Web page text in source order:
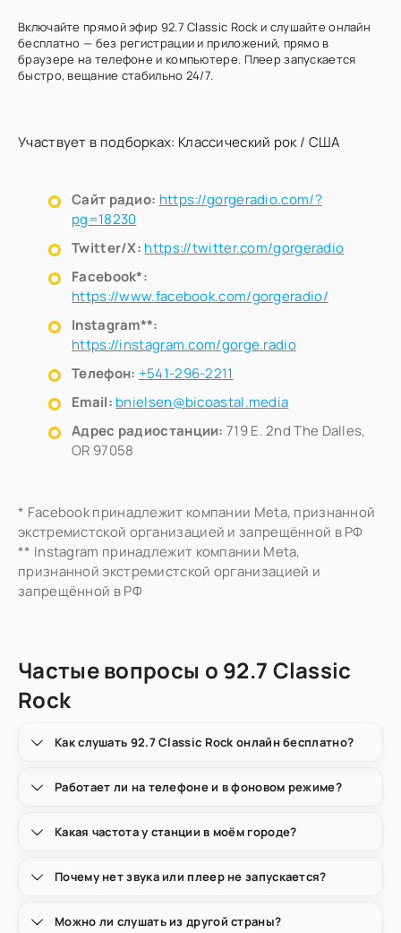
Включайте прямой эфир 92.7 Classic Rock и слушайте онлайн
бесплатно — без регистрации и приложений, прямо в
браузере на телефоне и компьютере. Плеер запускается
быстро, вещание стабильно 24/7.
Участвует в подборках: Классический рок/ США
Сайт радио: https://gorgeradio.com/?
pg=18230
Twitter/X: https://twitter.com/gorgeradio
Facebook*:
https://www.facebook.com/gorgeradio/
Instagram**:
https://instagram.com/gorge.radio
Телефон: +541-296-2211
Email: bnielsen@bicoastal.media
Адрес радиостанции: 719 E. 2nd The Dalles,
OR 97058
* Facebook принадлежит компании Meta, признанной
экстремистской организацией и запрещённой в РФ
** Instagram принадлежит компании Meta,
признанной экстремистской организацией и
запрещённой в РФ
Частые вопросы о 92.7 Classic
Rock
Как слушать 92.7 Classic Rock онлайн бесплатно?
Работает ли на телефоне и в фоновом режиме?
Какая частота у станции в моём городе?
Почему нет звука или плеер не запускается?
Можно ли слушать из другой страны?